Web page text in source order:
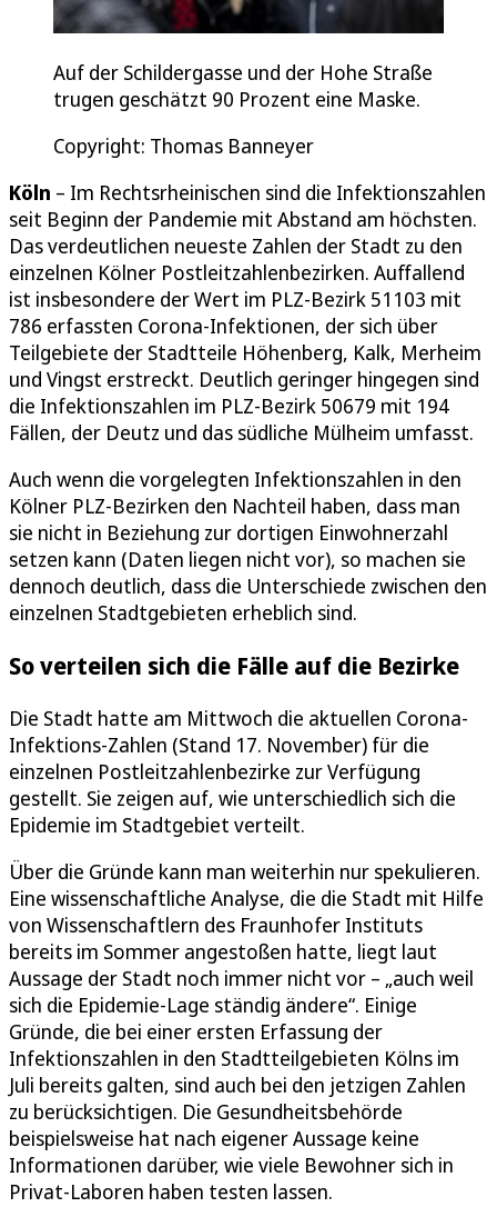
Auf der Schildergasse und der Hohe Straße
trugen geschätzt 90 Prozent eine Maske.
Copyright: Thomas Banneyer
Köln – Im Rechtsrheinischen sind die Infektionszahlen
seit Beginn der Pandemie mit Abstand am höchsten.
Das verdeutlichen neueste Zahlen der Stadt zu den
einzelnen Kölner Postleitzahlenbezirken. Auffallend
ist insbesondere der Wert im PLZ-Bezirk 51103 mit
786 erfassten Corona-Infektionen, der sich über
Teilgebiete der Stadtteile Höhenberg, Kalk, Merheim
und Vingst erstreckt. Deutlich geringer hingegen sind
die Infektionszahlen im PLZ-Bezirk 50679 mit 194
Fällen, der Deutz und das südliche Mülheim umfasst.
Auch wenn die vorgelegten Infektionszahlen in den
Kölner PLZ-Bezirken den Nachteil haben, dass man
sie nicht in Beziehung zur dortigen Einwohnerzahl
setzen kann (Daten liegen nicht vor), so machen sie
dennoch deutlich, dass die Unterschiede zwischen den
einzelnen Stadtgebieten erheblich sind.
So verteilen sich die Fälle auf die Bezirke
Die Stadt hatte am Mittwoch die aktuellen Corona-
Infektions-Zahlen (Stand 17. November) für die
einzelnen Postleitzahlenbezirke zur Verfügung
gestellt. Sie zeigen auf, wie unterschiedlich sich die
Epidemie im Stadtgebiet verteilt.
Über die Gründe kann man weiterhin nur spekulieren.
Eine wissenschaftliche Analyse, die die Stadt mit Hilfe
von Wissenschaftlern des Fraunhofer Instituts
bereits im Sommer angestoßen hatte, liegt laut
Aussage der Stadt noch immer nicht vor – „auch weil
sich die Epidemie-Lage ständig ändere“. Einige
Gründe, die bei einer ersten Erfassung der
Infektionszahlen in den Stadtteilgebieten Kölns im
Juli bereits galten, sind auch bei den jetzigen Zahlen
zu berücksichtigen. Die Gesundheitsbehörde
beispielsweise hat nach eigener Aussage keine
Informationen darüber, wie viele Bewohner sich in
Privat-Laboren haben testen lassen.